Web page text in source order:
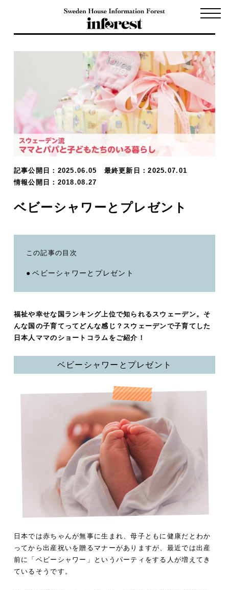
記事公開日：2025.06.05 最終更新日：2025.07.01
情報公開日：2018.08.27
ベビーシャワーとプレゼント
この記事の目次
ベビーシャワーとプレゼント
福祉や幸せな国ランキング上位で知られるスウェーデン。そ
んな国の子育てってどんな感じ？スウェーデンで子育てした
日本人ママのショートコラムをご紹介！
ベビーシャワーとプレゼント
日本では赤ちゃんが無事に生まれ、母子ともに健康だとわか
ってから出産祝いを贈るマナーがありますが、最近では出産
前に「ベビーシャワー」というパーティをする人が増えてき
ているそうです。